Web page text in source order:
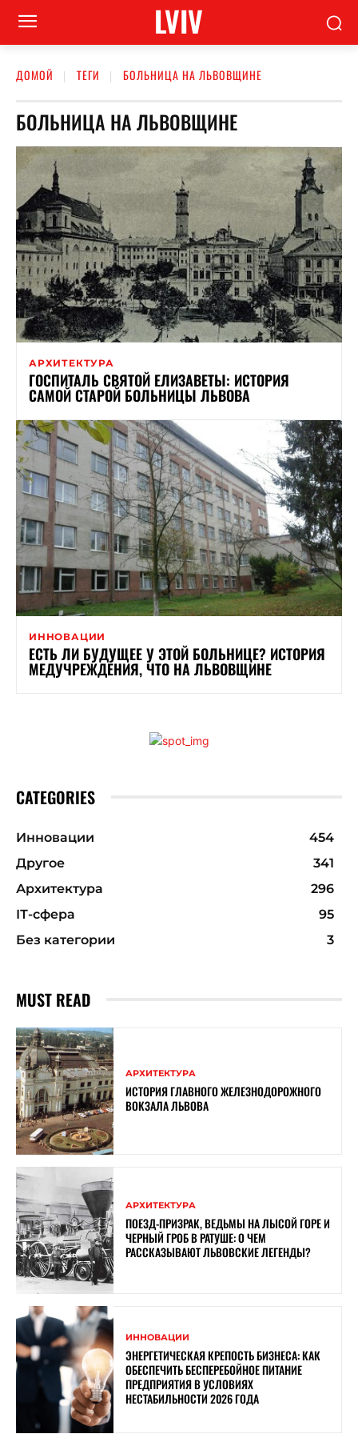
LVIV
ДОМОЙ ТЕГИ БОЛЬНИЦА НА ЛЬВОВЩИНЕ
БОЛЬНИЦА НА ЛЬВОВЩИНЕ
АРХИТЕКТУРА
ГОСПИТАЛЬ СВЯТОЙ ЕЛИЗАВЕТЫ: ИСТОРИЯ
САМОЙ СТАРОЙ БОЛЬНИЦЫ ЛЬВОВА
ИННОВАЦИИ
ЕСТЬ ЛИ БУДУЩЕЕ У ЭТОЙ БОЛЬНИЦЕ? ИСТОРИЯ
МЕДУЧРЕЖДЕНИЯ, ЧТО НА ЛЬВОВЩИНЕ
CATEGORIES
Инновации
454
Другое
341
Архитектура
296
ІТ-сфера
95
Без категории
3
MUST READ
АРХИТЕКТУРА
ИСТОРИЯ ГЛАВНОГО ЖЕЛЕЗНОДОРОЖНОГО
ВОКЗАЛА ЛЬВОВА
АРХИТЕКТУРА
ПОЕЗД-ПРИЗРАК, ВЕДЬМЫ НА ЛЫСОЙ ГОРЕ И
ЧЕРНЫЙ ГРОБ В РАТУШЕ: О ЧЕМ
РАССКАЗЫВАЮТ ЛЬВОВСКИЕ ЛЕГЕНДЫ?
ИННОВАЦИИ
ЭНЕРГЕТИЧЕСКАЯ КРЕПОСТЬ БИЗНЕСА: КАК
ОБЕСПЕЧИТЬ БЕСПЕРЕБОЙНОЕ ПИТАНИЕ
ПРЕДПРИЯТИЯ В УСЛОВИЯХ
НЕСТАБИЛЬНОСТИ 2026 ГОДА